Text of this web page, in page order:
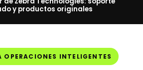
y productos originales
OPERACIONES INTELIGENTES